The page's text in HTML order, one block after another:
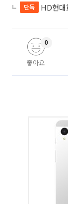
단독 HD현대重,
좋아요
0